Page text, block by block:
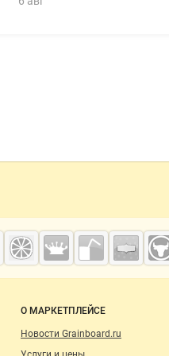
Навигация по сайту
О МАРКЕТПЛЕЙСЕ
Новости Grainboard.ru